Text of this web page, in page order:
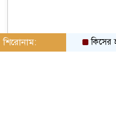
শিরোনাম: কিসের